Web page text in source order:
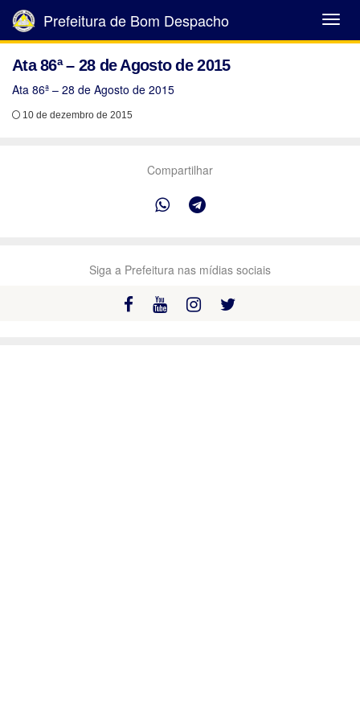
Abrir
Menu
Prefeitura de Bom Despacho
Ata 86ª – 28 de Agosto de 2015
Ata 86ª – 28 de Agosto de 2015
10 de dezembro de 2015
Compartilhar
Siga a Prefeitura nas mídias sociais